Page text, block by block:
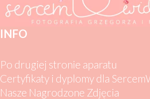
INFO
Po drugiej stronie aparatu
Certyfikaty i dyplomy dla
Nasze Nagrodzone Zdjęcia